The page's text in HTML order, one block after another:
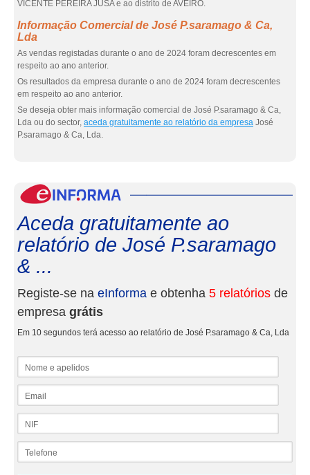
VICENTE PEREIRA JUSA e ao distrito de AVEIRO.
Informação Comercial de José P.saramago & Ca,
Lda
As vendas registadas durante o ano de 2024 foram decrescentes em
respeito ao ano anterior.
Os resultados da empresa durante o ano de 2024 foram decrescentes
em respeito ao ano anterior.
Se deseja obter mais informação comercial de José P.saramago & Ca,
Lda ou do sector, aceda gratuitamente ao relatório da empresa José
P.saramago & Ca, Lda.
Aceda gratuitamente ao
relatório de José P.saramago
& ...
Registe-se na eInforma e obtenha 5 relatórios de
empresa grátis
Em 10 segundos terá acesso ao relatório de José P.saramago & Ca, Lda